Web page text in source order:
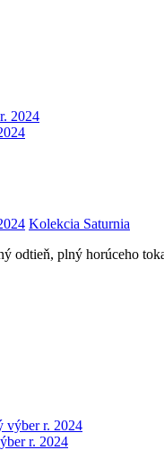
Kolekcia Saturnia
odtieň, plný horúceho
r. 2024